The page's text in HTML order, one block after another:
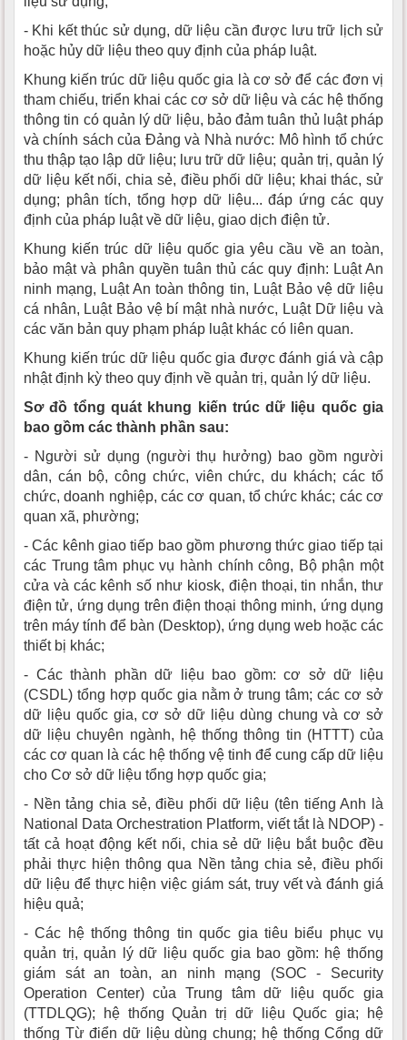
- Khi kết thúc sử dụng, dữ liệu cần được lưu trữ lịch sử
hoặc hủy dữ liệu theo quy định của pháp luật.
Khung kiến trúc dữ liệu quốc gia là cơ sở để các đơn vị
tham chiếu, triển khai các cơ sở dữ liệu và các hệ thống
thông tin có quản lý dữ liệu, bảo đảm tuân thủ luật pháp
và chính sách của Đảng và Nhà nước: Mô hình tổ chức
thu thập tạo lập dữ liệu; lưu trữ dữ liệu; quản trị, quản lý
dữ liệu kết nối, chia sẻ, điều phối dữ liệu; khai thác, sử
dụng; phân tích, tổng hợp dữ liệu... đáp ứng các quy
định của pháp luật về dữ liệu, giao dịch điện tử.
Khung kiến trúc dữ liệu quốc gia yêu cầu về an toàn,
bảo mật và phân quyền tuân thủ các quy định: Luật An
ninh mạng, Luật An toàn thông tin, Luật Bảo vệ dữ liệu
cá nhân, Luật Bảo vệ bí mật nhà nước, Luật Dữ liệu và
các văn bản quy phạm pháp luật khác có liên quan.
Khung kiến trúc dữ liệu quốc gia được đánh giá và cập
nhật định kỳ theo quy định về quản trị, quản lý dữ liệu.
Sơ đồ tổng quát khung kiến trúc dữ liệu quốc gia
bao gồm các thành phần sau:
- Người sử dụng (người thụ hưởng) bao gồm người
dân, cán bộ, công chức, viên chức, du khách; các tổ
chức, doanh nghiệp, các cơ quan, tổ chức khác; các cơ
quan xã, phường;
- Các kênh giao tiếp bao gồm phương thức giao tiếp tại
các Trung tâm phục vụ hành chính công, Bộ phận một
cửa và các kênh số như kiosk, điện thoại, tin nhắn, thư
điện tử, ứng dụng trên điện thoại thông minh, ứng dụng
trên máy tính để bàn (Desktop), ứng dụng web hoặc các
thiết bị khác;
- Các thành phần dữ liệu bao gồm: cơ sở dữ liệu
(CSDL) tổng hợp quốc gia nằm ở trung tâm; các cơ sở
dữ liệu quốc gia, cơ sở dữ liệu dùng chung và cơ sở
dữ liệu chuyên ngành, hệ thống thông tin (HTTT) của
các cơ quan là các hệ thống vệ tinh để cung cấp dữ liệu
cho Cơ sở dữ liệu tổng hợp quốc gia;
- Nền tảng chia sẻ, điều phối dữ liệu (tên tiếng Anh là
National Data Orchestration Platform, viết tắt là NDOP) -
tất cả hoạt động kết nối, chia sẻ dữ liệu bắt buộc đều
phải thực hiện thông qua Nền tảng chia sẻ, điều phối
dữ liệu để thực hiện việc giám sát, truy vết và đánh giá
hiệu quả;
- Các hệ thống thông tin quốc gia tiêu biểu phục vụ
quản trị, quản lý dữ liệu quốc gia bao gồm: hệ thống
giám sát an toàn, an ninh mạng (SOC - Security
Operation Center) của Trung tâm dữ liệu quốc gia
(TTDLQG); hệ thống Quản trị dữ liệu Quốc gia; hệ
thống Từ điển dữ liệu dùng chung; hệ thống Cổng dữ